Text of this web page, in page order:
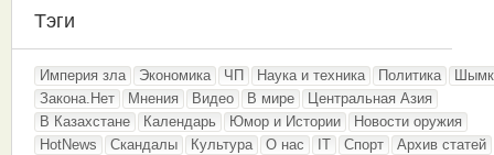
Тэги
Империя зла Экономика ЧП Наука и техника Политика
Закона.Нет
Мнения Видео В мире
Центральная Азия
В Казахстане
Календарь Юмор и Истории
Новости оружия
HotNews
Скандалы Культура О нас IT Спорт
Архив статей